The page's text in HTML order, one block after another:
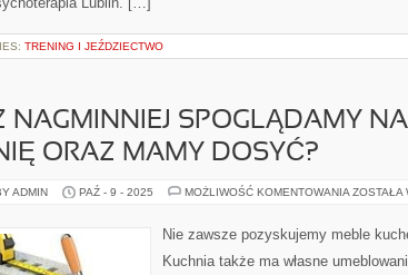
TRENING I JEŹDZIECTWO
NAGMINNIEJ SPOGLĄDAMY
ORAZ MAMY DOSYĆ?
ADMIN PAŹ - 9 - 2025 MOŻLIWOŚĆ KOMENTOWANIA CORAZ
NA
SWOJĄ
ORAZ
ZOSTAŁA
Nie zawsze pozyskujemy meble
Kuchnia także ma własne